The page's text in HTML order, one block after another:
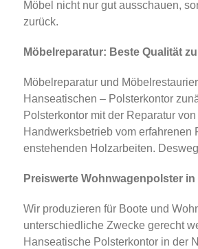
Möbel nicht nur gut ausschauen,
zurück.
Möbelreparatur: Beste Qualität
Möbelreparatur und
Hanseatischen – Polsterkontor
Polsterkontor mit der Reparatur
Handwerksbetrieb vom
enstehenden Holzarbeiten.
Preiswerte Wohnwagenpolster
Wir produzieren für Boote und
unterschiedliche Zwecke gerecht
Hanseatische Polsterkontor in der